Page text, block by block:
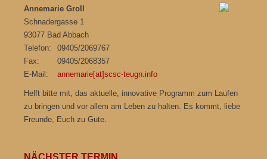
Annemarie Groll
Schnadergasse 1
93077 Bad Abbach
Telefon:
09405/2069767
Fax:
09405/2068357
E-Mail:
annemarie[at]scsc-teugn.info
Helft bitte mit, das aktuelle, innovative Programm zum Laufen
zu bringen und vor allem am Leben zu halten. Es kommt, liebe
Freunde, Euch zu Gute.
NÄCHSTER TERMIN